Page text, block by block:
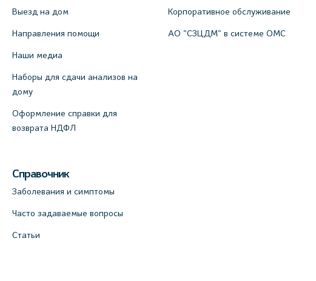
Выезд на дом
Направления помощи
Наши медиа
Наборы для сдачи анализов на
дому
Оформление справки для
возврата НДФЛ
Справочник
Заболевания и симптомы
Часто задаваемые вопросы
Статьи
Корпоративное обслуживание
АО "СЗЦДМ" в системе ОМС